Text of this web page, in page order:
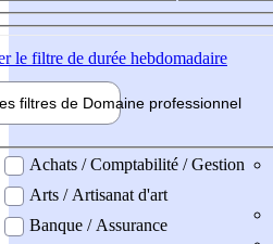
le filtre de durée hebdomadaire
filtres de Domaine professionnel
professionel
Achats / Comptabilité / Gestion
Arts / Artisanat d'art
Banque / Assurance